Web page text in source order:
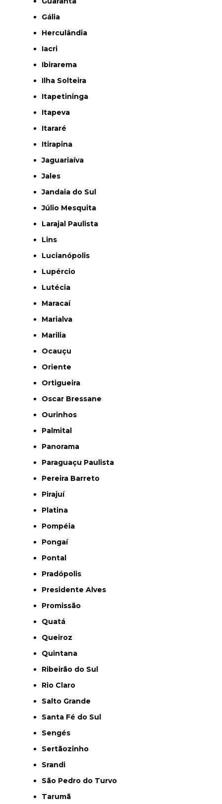
Gália
Herculândia
Iacri
Ibirarema
Ilha Solteira
Itapetininga
Itapeva
Itararé
Itirapina
Jaguariaíva
Jales
Jandaia do Sul
Júlio Mesquita
Larajal Paulista
Lins
Lucianópolis
Lupércio
Lutécia
Maracaí
Marialva
Marilia
Ocauçu
Oriente
Ortigueira
Oscar Bressane
Ourinhos
Palmital
Panorama
Paraguaçu Paulista
Pereira Barreto
Pirajuí
Platina
Pompéia
Pongaí
Pontal
Pradópolis
Presidente Alves
Promissão
Quatá
Queiroz
Quintana
Ribeirão do Sul
Rio Claro
Salto Grande
Santa Fé do Sul
Sengés
Sertãozinho
Srandi
São Pedro do Turvo
Tarumã